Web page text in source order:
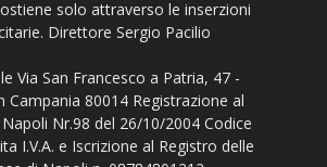
solo attraverso le inserzioni
Direttore Sergio Pacilio
Via San Francesco a Patria, 47 -
Campania 80014 Registrazione al
Nr.98 del 26/10/2004 Codice
I.V.A. e Iscrizione al Registro delle